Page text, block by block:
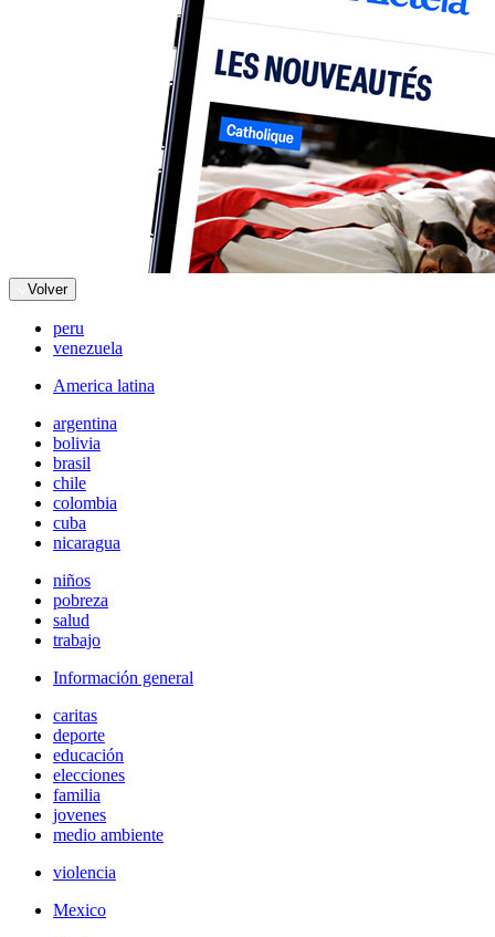
Volver
peru
venezuela
America latina
argentina
bolivia
brasil
chile
colombia
cuba
nicaragua
niños
pobreza
salud
trabajo
Información general
caritas
deporte
educación
elecciones
familia
jovenes
medio ambiente
violencia
Mexico